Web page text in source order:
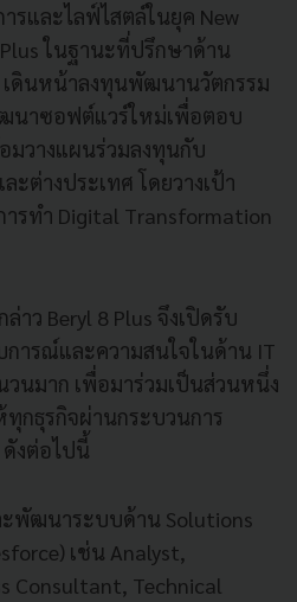
รและไลฟ์ไสตล์ในยุค New
ในฐานะที่ปรึกษาด้าน
ดินหน้าลงทุนพัฒนานวัตกรรม
นาซอฟต์แวร์ใหม่เพื่อตอบ
มวางแผนร่วมลงทุนกับ
ะต่างประเทศ โดยวางเป้า
รทำ Digital Transformation
าว Beryl 8 Plus จึงเปิดรับ
ารณ์และความสนใจในด้าน IT
วนมาก เพื่อมาร่วมเป็นส่วนหนึ่ง
ทุกธุรกิจผ่านกระบวนการ
งต่อไปนี้
พัฒนาระบบด้าน Solutions
เช่น Analyst,
Consultant, Technical